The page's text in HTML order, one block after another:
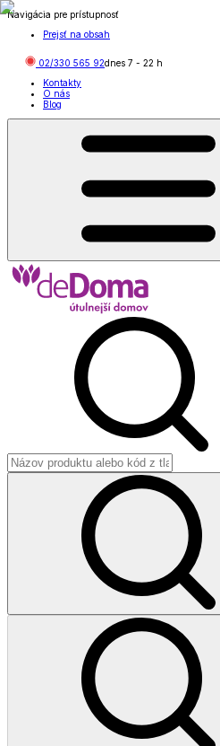
Navigácia pre prístupnosť
Prejsť na obsah
02/330 565 92dnes 7 - 22 h
Kontakty
O nás
Blog